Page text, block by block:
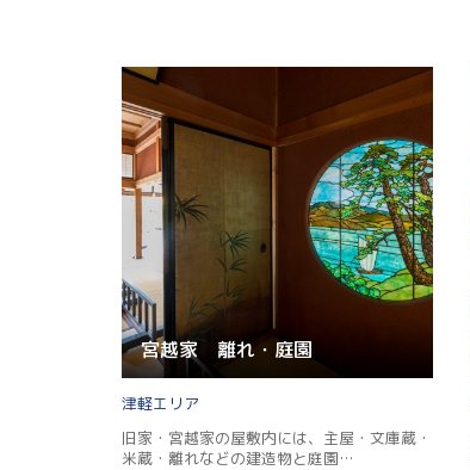
宮越家 離れ・庭園
津軽
旧家・宮越家の屋敷内には、主屋・文庫蔵・
米蔵・離れなどの建造物と庭園…